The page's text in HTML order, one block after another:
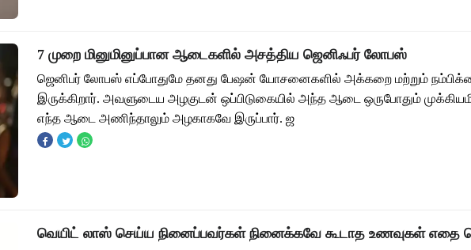
7 முறை மினுமினுப்பான ஆடைகளில் அசத்திய ஜெனிஃபர் லோபஸ்
ஜெனிபர் லோபஸ் எப்போதுமே தனது பேஷன் யோசனைகளில் அக்கறை மற்றும்
இருக்கிறார். அவளுடைய அழகுடன் ஒப்பிடுகையில் அந்த ஆடை ஒருபோதும்
எந்த ஆடை அணிந்தாலும் அழகாகவே இருப்பார். ஜ
வெயிட் லாஸ் செய்ய நினைப்பவர்கள் நினைக்கவே கூடாத உணவுகள் எதை